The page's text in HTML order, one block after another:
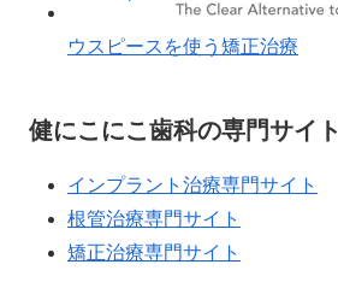
ウスピースを使う矯正治療
健にこにこ歯科の専門サイト
インプラント治療専門サイト
根管治療専門サイト
矯正治療専門サイト